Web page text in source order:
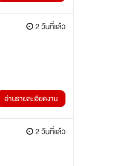
2 วันที่แล้ว
อ่านรายละเอียดงาน
2 วันที่แล้ว